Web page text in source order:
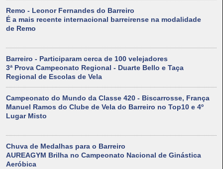
Remo - Leonor Fernandes do Barreiro
É a mais recente internacional barreirense na modalidade
de Remo
Barreiro - Participaram cerca de 100 velejadores
3ª Prova Campeonato Regional - Duarte Bello e Taça
Regional de Escolas de Vela
Campeonato do Mundo da Classe 420 - Biscarrosse, França
Manuel Ramos do Clube de Vela do Barreiro no Top10 e 4º
Lugar Misto
Chuva de Medalhas para o Barreiro
AUREAGYM Brilha no Campeonato Nacional de Ginástica
Aeróbica